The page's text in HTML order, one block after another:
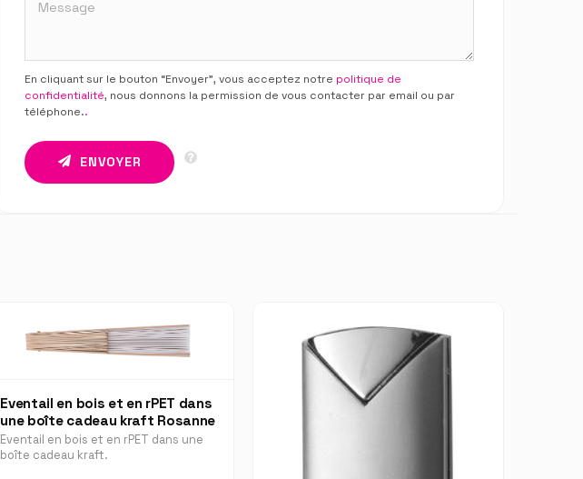
En cliquant sur le bouton “Envoyer”, vous acceptez notre politique de
confidentialité, nous donnons la permission de vous contacter par email ou par
téléphone..
ENVOYER
Eventail en bois et en rPET dans
une boîte cadeau kraft Rosanne
Eventail en bois et en rPET dans une
boîte cadeau kraft.